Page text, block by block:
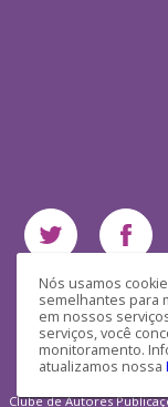
Nós usamos
semelhantes para
em nossos
serviços, você
monitoramento.
atualizamos nossa
Clube de Autores